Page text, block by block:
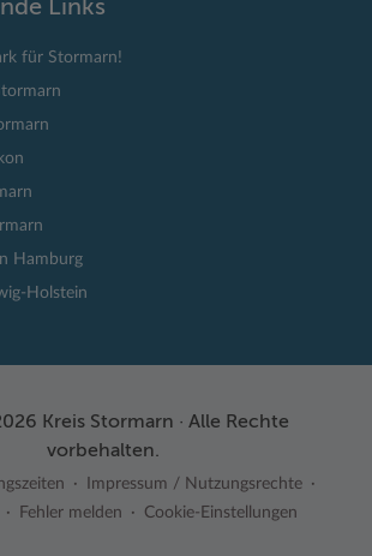
Links
für Stormarn!
Hamburg
Holstein
Kreis Stormarn · Alle Rechte
vorbehalten.
Impressum / Nutzungsrechte
Fehler melden Cookie-Einstellungen